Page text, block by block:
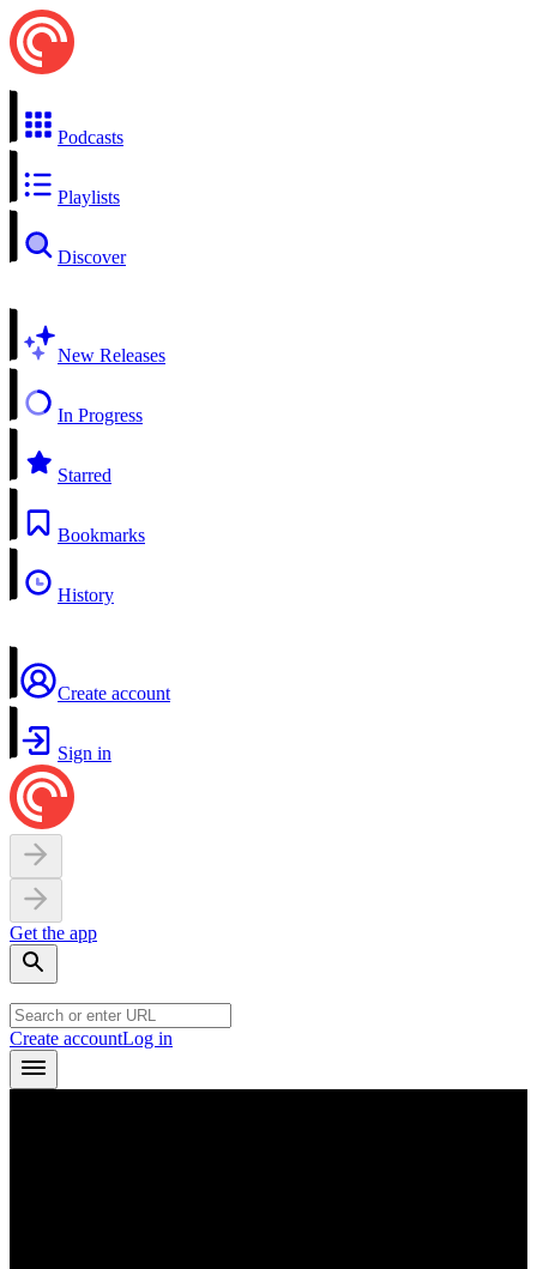
Podcasts
Playlists
Discover
New Releases
In Progress
Starred
Bookmarks
History
Create account
Sign in
Get the app
Create accountLog in